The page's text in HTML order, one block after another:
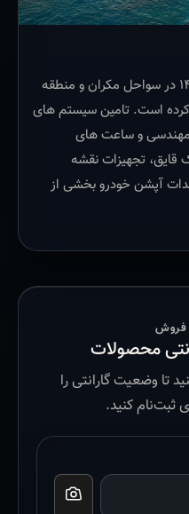
شرکت دریاپیمایش اطلس از سال ۱۴۰۳ در سواحل مکران و منطقه
کرده است. تامین سیستم های
و ساعت های
قایق، تجهیزات نقشه
آپشن خودرو بخشی از
فروش
محصولات
تا وضعیت گارانتی را
ثبت‌نام کنید.